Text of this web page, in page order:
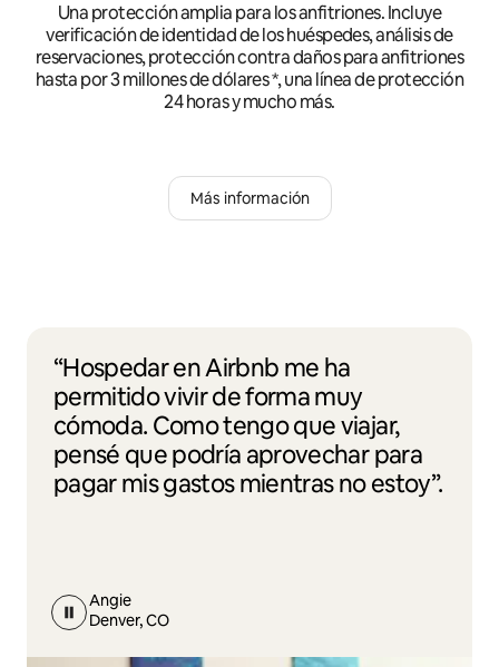
Una protección amplia para los anfitriones. Incluye
verificación de identidad de los huéspedes, análisis de
reservaciones, protección contra daños para anfitriones
hasta por 3 millones de dólares *, una línea de protección
24 horas y mucho más.
Más información
“Hospedar en Airbnb me ha
permitido vivir de forma muy
cómoda. Como tengo que viajar,
pensé que podría aprovechar para
pagar mis gastos mientras no estoy”.
Angie
Denver, CO